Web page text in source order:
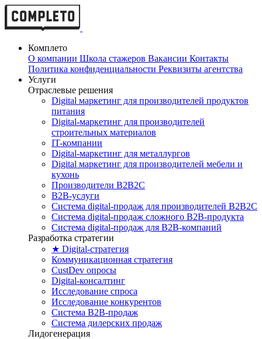
Комплето
О компании Школа стажеров Вакансии Контакты
Политика конфиденциальности Реквизиты агентства
Услуги
Отраслевые решения
Digital маркетинг для производителей продуктов
питания
Digital-маркетинг для производителей
строительных материалов
IT-компании
Digital-маркетинг для металлургов
Digital маркетинг для производителей мебели и
кухонь
Производители B2B2C
B2B-услуги
Cистема digital-продаж для производителей B2B2C
Система digital-продаж сложного B2B-продукта
Система digital-продаж для B2B-компаний
Разработка стратегии
★ Digital-стратегия
Коммуникационная стратегия
CustDev опросы
Digital-консалтинг
Исследование спроса
Исследование конкурентов
Система B2B-продаж
Система дилерских продаж
Лидогенерация